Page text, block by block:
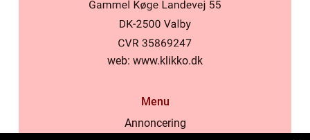
web: www.klikko.dk
Menu
Annoncering